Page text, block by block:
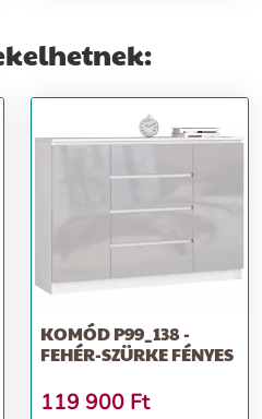
KOMÓD P99_138 -
FEHÉR-SZÜRKE FÉNYES
119 900 Ft